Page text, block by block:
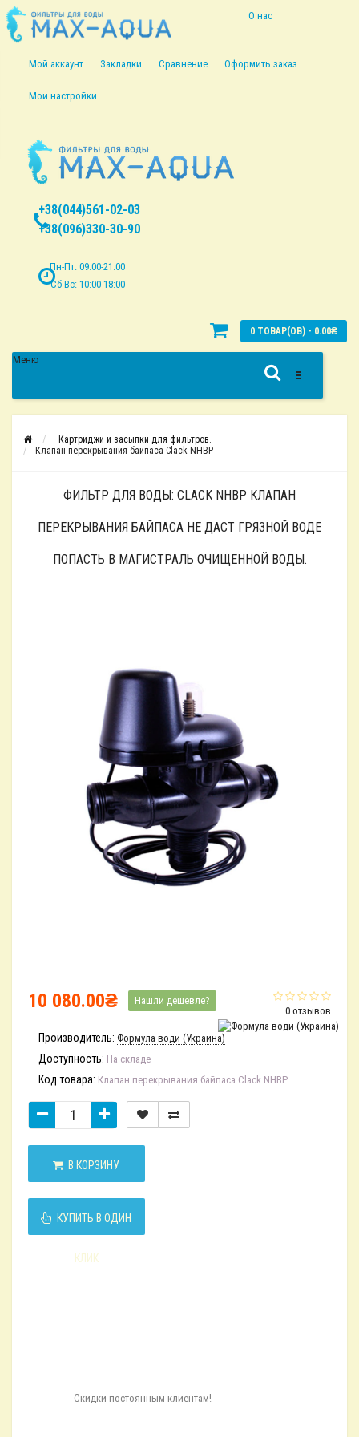
О нас
Мой аккаунт Закладки Сравнение Оформить заказ
Мои настройки
+38(044)561-02-03
+38(096)330-30-90
Пн-Пт: 09:00-21:00
Сб-Вс: 10:00-18:00
0 ТОВАР(ОВ) - 0.00₴
Меню
Картриджи и засыпки для фильтров.
Клапан перекрывания байпаса Clack NHBP
ФИЛЬТР ДЛЯ ВОДЫ: CLACK NHBP КЛАПАН
ПЕРЕКРЫВАНИЯ БАЙПАСА НЕ ДАСТ ГРЯЗНОЙ ВОДЕ
ПОПАСТЬ В МАГИСТРАЛЬ ОЧИЩЕННОЙ ВОДЫ.
0 отзывов
10 080.00₴ Нашли дешевле?
Производитель: Формула води (Украина)
Доступность: На складе
Код товара: Клапан перекрывания байпаса Clack NHBP
В КОРЗИНУ
КУПИТЬ В ОДИН
КЛИК
Скидки постоянным клиентам!